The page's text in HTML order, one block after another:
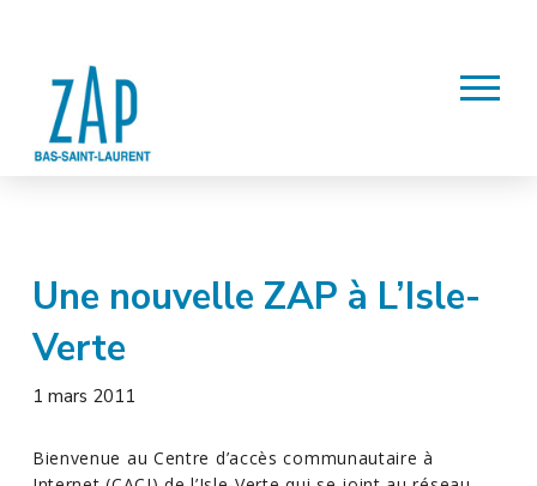
Une nouvelle ZAP à L’Isle-
Verte
1 mars 2011
Bienvenue au Centre d’accès communautaire à